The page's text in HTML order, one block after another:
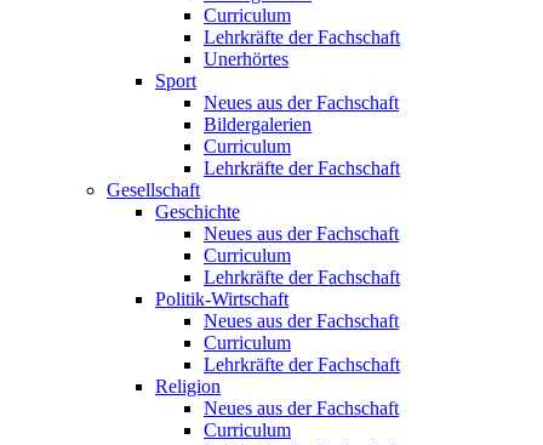
Curriculum
Lehrkräfte der Fachschaft
Unerhörtes
Sport
Neues aus der Fachschaft
Bildergalerien
Curriculum
Lehrkräfte der Fachschaft
Gesellschaft
Geschichte
Neues aus der Fachschaft
Curriculum
Lehrkräfte der Fachschaft
Politik-Wirtschaft
Neues aus der Fachschaft
Curriculum
Lehrkräfte der Fachschaft
Religion
Neues aus der Fachschaft
Curriculum